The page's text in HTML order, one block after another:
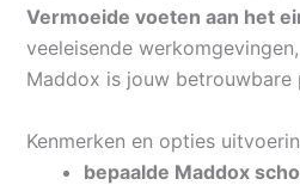
Vermoeide voeten aan het
veeleisende
Maddox is jouw betrouwbare
Kenmerken en opties
bepaalde Maddox